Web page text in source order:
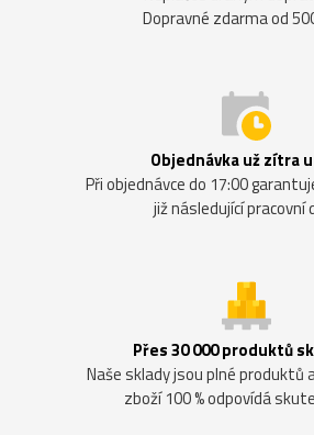
Dopravné zdarma od
Objednávka už zítra
Při objednávce do 17:00
již následující pracovní
Přes 30 000 produktů
Naše sklady jsou plné
zboží 100 % odpovídá